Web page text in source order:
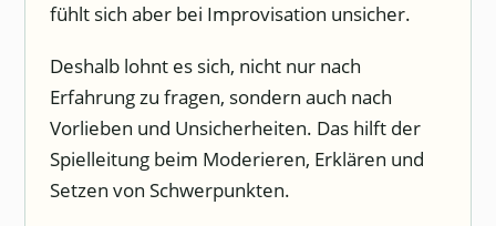
fühlt sich aber bei Improvisation unsicher.
Deshalb lohnt es sich, nicht nur nach
Erfahrung zu fragen, sondern auch nach
Vorlieben und Unsicherheiten. Das hilft der
Spielleitung beim Moderieren, Erklären und
Setzen von Schwerpunkten.